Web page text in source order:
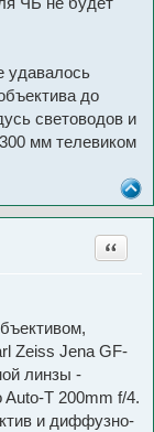
удавалось
до
световодов и
мм телевиком
Цитата
Zeiss Jena GF-
линзы -
T 200mm f/4.
и диффузно-